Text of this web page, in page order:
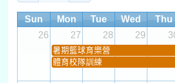
Sun Mon Tue Wed Thu
26
27 28 29
暑期籃球育樂營
體育校隊訓練